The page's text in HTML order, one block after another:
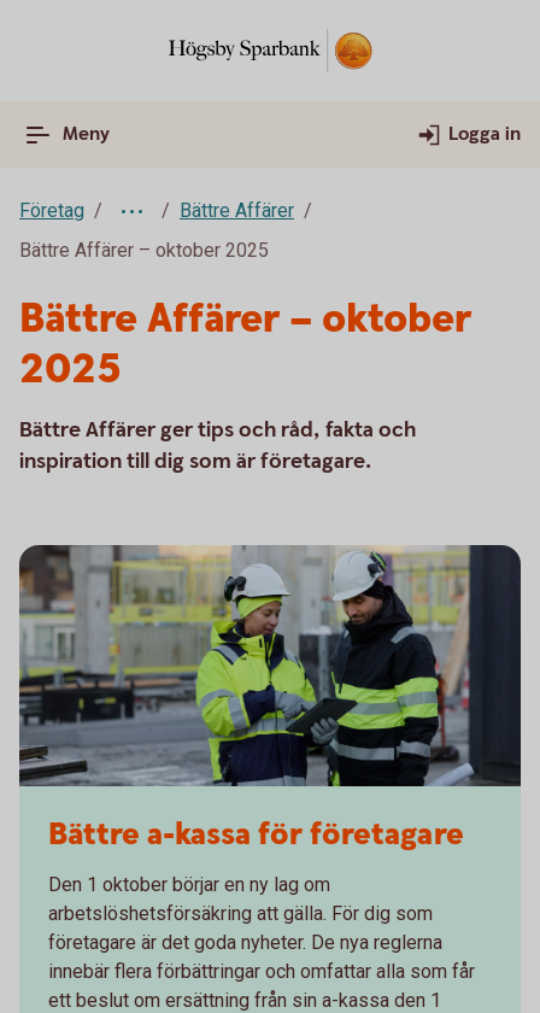
Meny Logga in
Företag
Bättre Affärer
Bättre Affärer – oktober 2025
Bättre Affärer – oktober
2025
Bättre Affärer ger tips och råd, fakta och
inspiration till dig som är företagare.
Bättre a-kassa för företagare
Den 1 oktober börjar en ny lag om
arbetslöshetsförsäkring att gälla. För dig som
företagare är det goda nyheter. De nya reglerna
innebär flera förbättringar och omfattar alla som får
ett beslut om ersättning från sin a-kassa den 1